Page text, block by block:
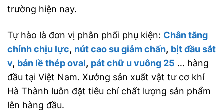
trường hiện nay.
Tự hào là đơn vị phân phối phụ kiện: Chân tăng
chỉnh chịu lực, nút cao su giảm chấn, bịt đầu sắt
v, bản lề thép oval, pát chữ u vuông 25 … hàng
đầu tại Việt Nam. Xưởng sản xuất vật tư cơ khí
Hà Thành luôn đặt tiêu chí chất lượng sản phẩm
lên hàng đầu.